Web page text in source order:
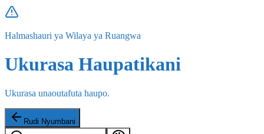
Halmashauri ya Wilaya ya Ruangwa
Ukurasa Haupatikani
Ukurasa unaoutafuta haupo.
Rudi Nyumbani